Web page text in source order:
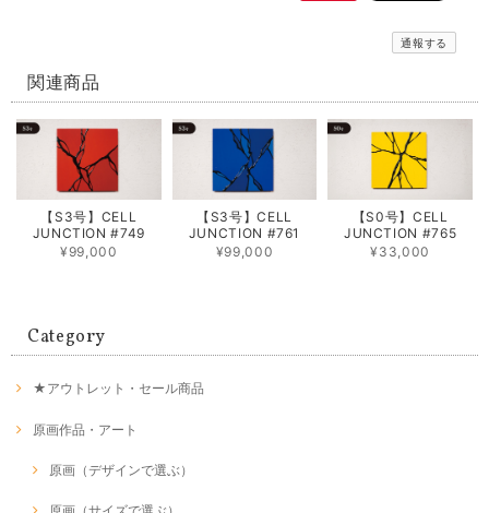
通報する
関連商品
【S3号】CELL
JUNCTION #749
¥99,000
【S3号】CELL
JUNCTION #761
¥99,000
【S0号】CELL
JUNCTION #765
¥33,000
Category
★アウトレット・セール商品
原画作品・アート
原画（デザインで選ぶ）